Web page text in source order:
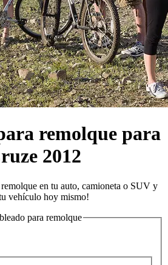
remolque para
2012
remolque en tu auto, camioneta o SUV y
vehículo hoy mismo!
para remolque